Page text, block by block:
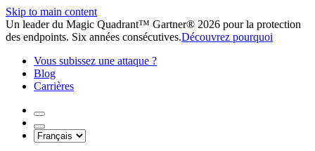
Skip to main content
Un leader du Magic Quadrant™ Gartner® 2026 pour la protection
des endpoints. Six années consécutives.Découvrez pourquoi
Vous subissez une attaque ?
Blog
Carrières